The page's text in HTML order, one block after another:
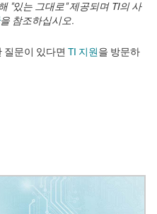
"있는 그대로" 제공되며 TI의 사
을 참조하십시오.
질문이 있다면 TI 지원을 방문하